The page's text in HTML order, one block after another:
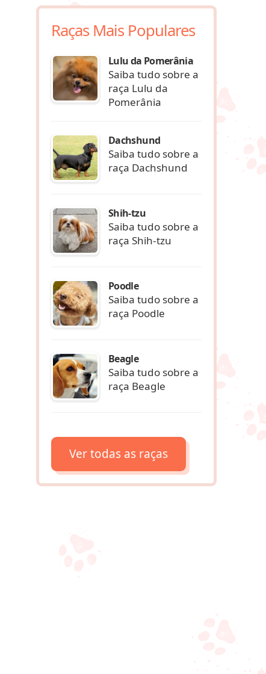
Raças Mais Populares
Lulu da Pomerânia
Saiba tudo sobre a
raça Lulu da
Pomerânia
Dachshund
Saiba tudo sobre a
raça Dachshund
Shih-tzu
Saiba tudo sobre a
raça Shih-tzu
Poodle
Saiba tudo sobre a
raça Poodle
Beagle
Saiba tudo sobre a
raça Beagle
Ver todas as raças